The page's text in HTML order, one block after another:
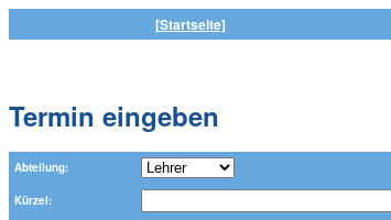
[Startseite]
Termin eingeben
Abteilung:
Kürzel: